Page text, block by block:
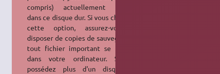
compris) actuellement présents
dans ce disque dur. Si vous choisissez
cette option, assurez-vous de
disposer de copies de sauvegarde de
tout fichier important se trouvant
dans votre ordinateur. Si vous
possédez plus d'un disque dur,